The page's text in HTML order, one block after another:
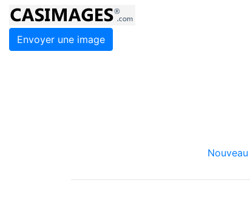
Envoyer une image